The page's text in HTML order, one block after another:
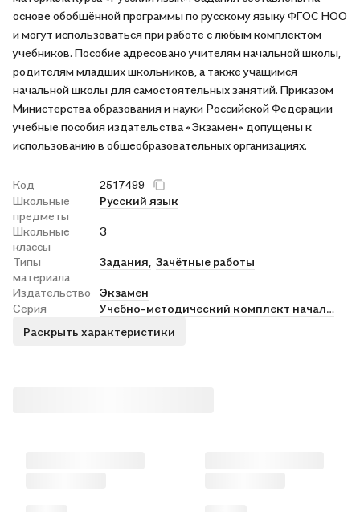
основе обобщённой программы по русскому языку ФГОС НОО
и могут использоваться при работе с любым комплектом
учебников. Пособие адресовано учителям начальной школы,
родителям младших школьников, а также учащимся
начальной школы для самостоятельных занятий. Приказом
Министерства образования и науки Российской Федерации
учебные пособия издательства «Экзамен» допущены к
использованию в общеобразовательных организациях.
Код
2517499
Школьные
предметы
Русский язык
Школьные
классы
3
Типы
материала
Задания, Зачётные работы
Издательство
Экзамен
Серия
Учебно-методический комплект начальная школа
Раскрыть характеристики